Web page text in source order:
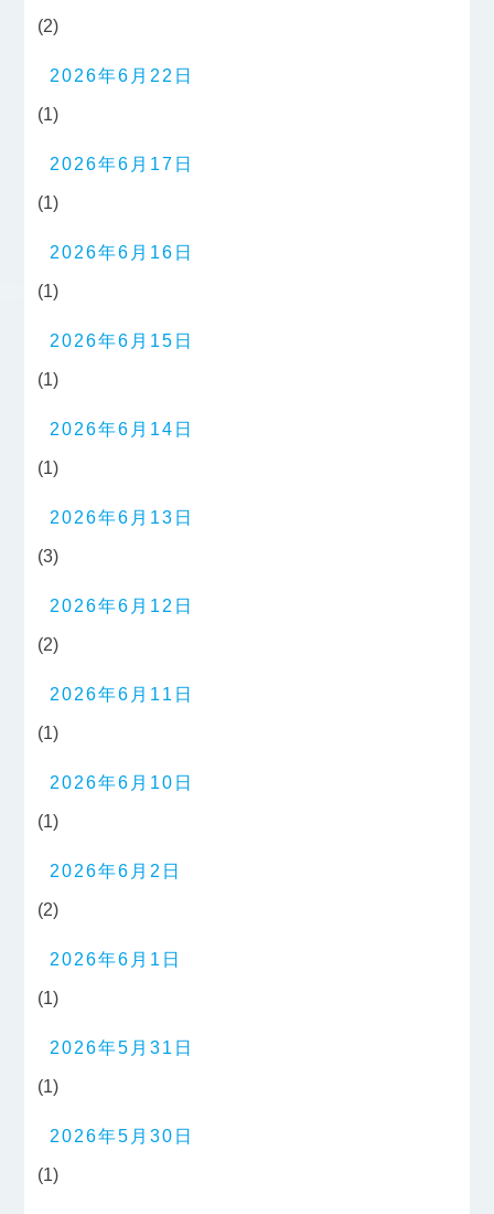
(2)
2026年6月22日
(1)
2026年6月17日
(1)
2026年6月16日
(1)
2026年6月15日
(1)
2026年6月14日
(1)
2026年6月13日
(3)
2026年6月12日
(2)
2026年6月11日
(1)
2026年6月10日
(1)
2026年6月2日
(2)
2026年6月1日
(1)
2026年5月31日
(1)
2026年5月30日
(1)